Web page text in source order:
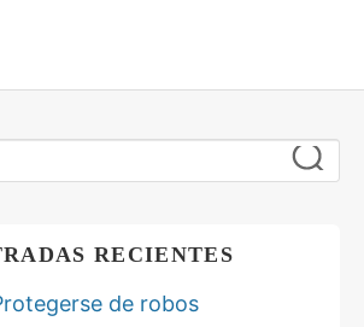
RECIENTES
de robos